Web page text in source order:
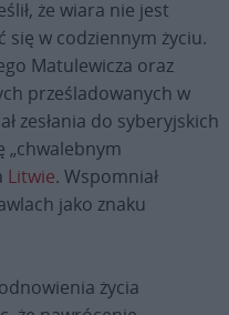
że wiara nie jest
się w codziennym życiu.
Matulewicza oraz
prześladowanych w
zesłania do syberyjskich
„chwalebnym
Litwie. Wspomniał
jako znaku
życia